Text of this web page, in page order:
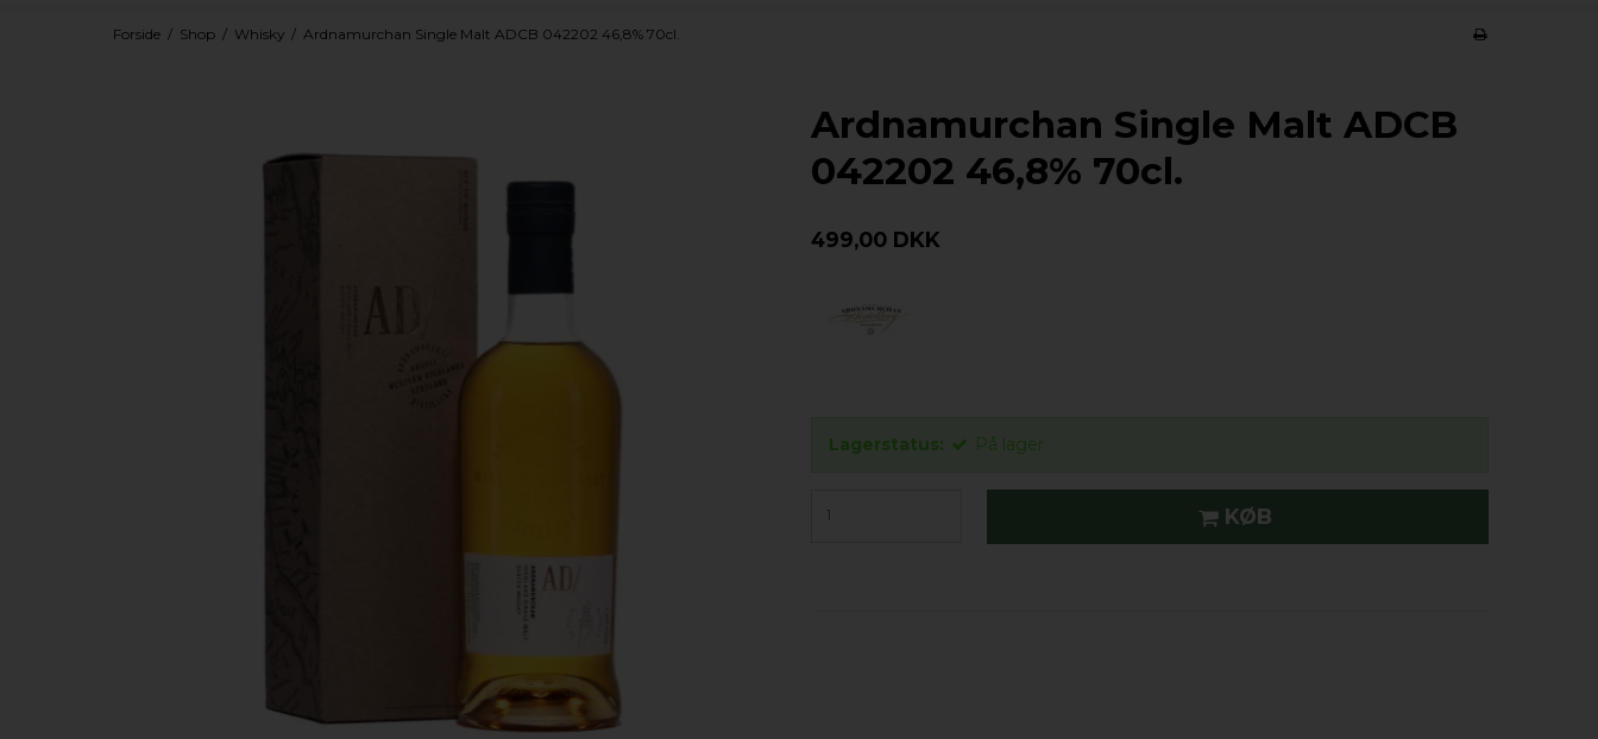
Forside / Shop / Whisky / Ardnamurchan Single Malt ADCB 042202 46,8% 70cl.
Ardnamurchan Single Malt ADCB
042202 46,8% 70cl.
499,00 DKK
Lagerstatus: På lager
KØB